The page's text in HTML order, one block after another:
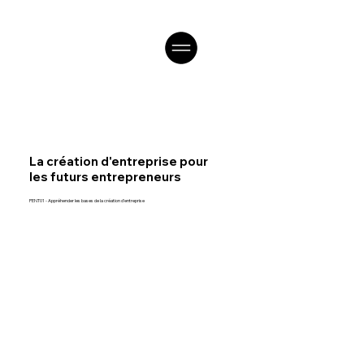
La création d'entreprise pour
les futurs entrepreneurs
PENT01 - Appréhender les bases de la création d'entreprise